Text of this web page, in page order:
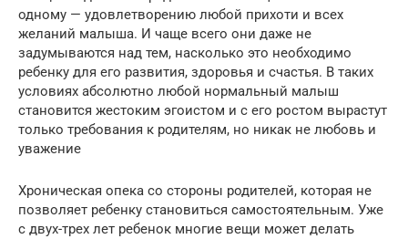
одному — удовлетворению любой прихоти и всех
желаний малыша. И чаще всего они даже не
задумываются над тем, насколько это необходимо
ребенку для его развития, здоровья и счастья. В таких
условиях абсолютно любой нормальный малыш
становится жестоким эгоистом и с его ростом вырастут
только требования к родителям, но никак не любовь и
уважение
Хроническая опека со стороны родителей, которая не
позволяет ребенку становиться самостоятельным. Уже
с двух-трех лет ребенок многие вещи может делать